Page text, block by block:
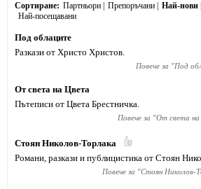
Сортиране Партньори Препоръчани Най-нови
Най-посещавани
Под облаците
Разкази от Христо Христов.
Повече за "Под
От света на Цвета
Пътеписи от Цвета Брестничка.
Повече за "От света
Стоян Николов-Торлака
Романи, разкази и публицистика от Стоян
Повече за "Стоян Николов-